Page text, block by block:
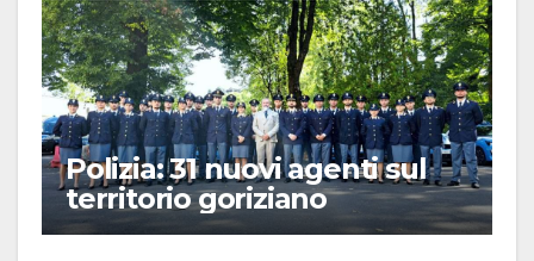
Polizia: 31 nuovi agenti sul
territorio goriziano